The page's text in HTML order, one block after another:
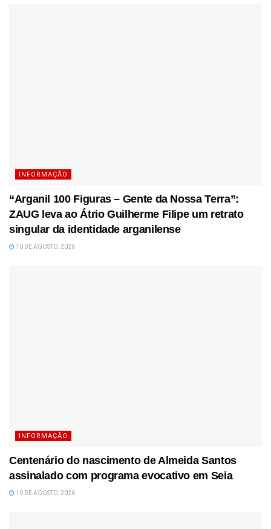
INFORMAÇÃO
“Arganil 100 Figuras – Gente da Nossa Terra”:
ZAUG leva ao Átrio Guilherme Filipe um retrato
singular da identidade arganilense
10 DE AGOSTO, 2026
INFORMAÇÃO
Centenário do nascimento de Almeida Santos
assinalado com programa evocativo em Seia
10 DE AGOSTO, 2026